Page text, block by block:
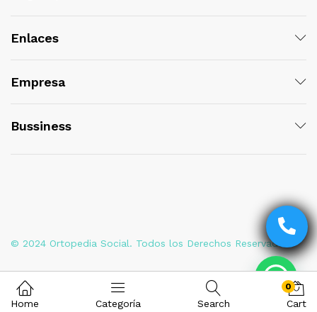
Enlaces
Empresa
Bussiness
© 2024 Ortopedia Social. Todos los Derechos Reservados
Home Categoría Search
0
Cart